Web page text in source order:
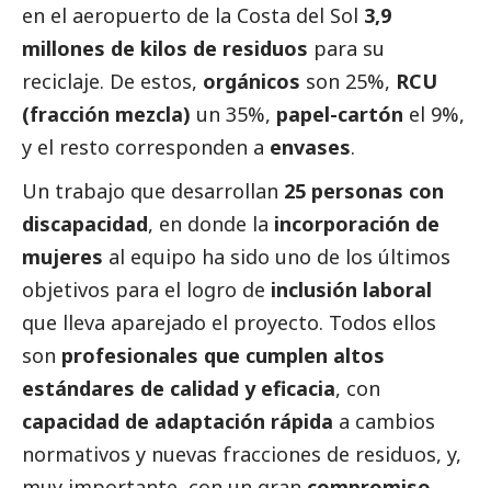
en el aeropuerto de la Costa del Sol 3,9
millones de kilos de residuos para su
reciclaje. De estos, orgánicos son 25%, RCU
(fracción mezcla) un 35%, papel-cartón el 9%,
y el resto corresponden a envases.
Un trabajo que desarrollan 25 personas con
discapacidad, en donde la incorporación de
mujeres al equipo ha sido uno de los últimos
objetivos para el logro de inclusión laboral
que lleva aparejado el proyecto. Todos ellos
son profesionales que cumplen altos
estándares de calidad y eficacia, con
capacidad de adaptación rápida a cambios
normativos y nuevas fracciones de residuos, y,